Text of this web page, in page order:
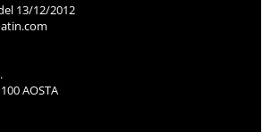
13/12/2012
AOSTA